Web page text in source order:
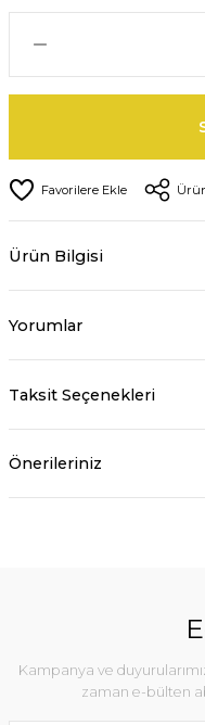
Ürün Bilgisi
Yorumlar
Taksit Seçenekleri
Önerileriniz
Kampanya ve
zaman e-bülten